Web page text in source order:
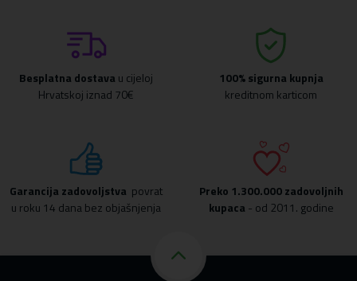
Besplatna dostava u cijeloj
Hrvatskoj iznad 70€
100% sigurna kupnja
kreditnom karticom
Garancija zadovoljstva povrat
u roku 14 dana bez objašnjenja
Preko 1.300.000 zadovoljnih
kupaca - od 2011. godine